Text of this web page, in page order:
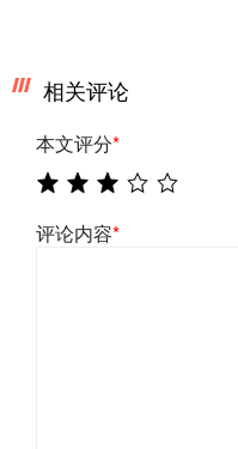
相关评论
本文评分*
评论内容*